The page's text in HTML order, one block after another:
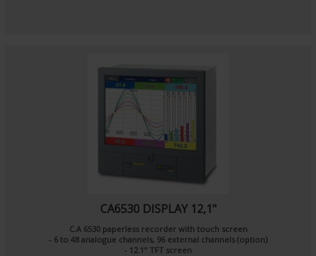
CA6530 DISPLAY 12,1"
C.A 6530 paperless recorder with touch screen
- 6 to 48 analogue channels, 96 external channels (option)
- 12.1" TFT screen